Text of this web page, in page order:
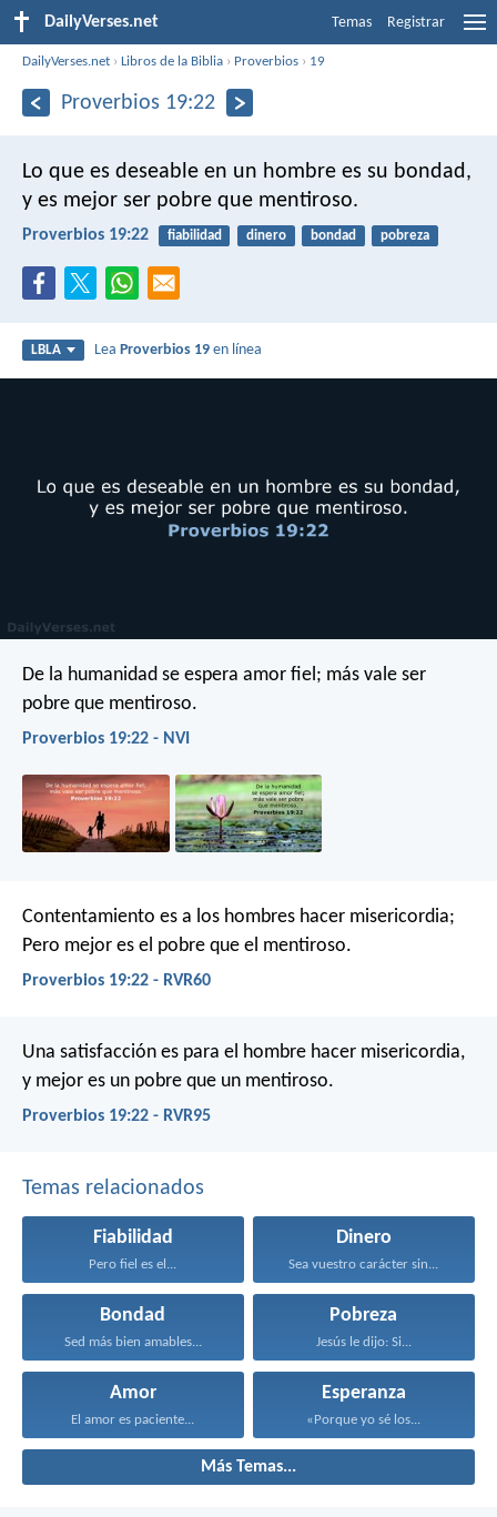
DailyVerses.net Temas Registrar
DailyVerses.net ›Libros de la Biblia › Proverbios › 19
Proverbios 19:22
Lo que es deseable en un hombre es su bondad,
y es mejor ser pobre que mentiroso.
Proverbios 19:22 fiabilidad dinero bondad pobreza
LBLA LeaProverbios 19 en línea
De la humanidad se espera amor fiel; más vale ser
pobre que mentiroso.
Proverbios 19:22 - NVI
Contentamiento es a los hombres hacer misericordia;
Pero mejor es el pobre que el mentiroso.
Proverbios 19:22 - RVR60
Una satisfacción es para el hombre hacer misericordia,
y mejor es un pobre que un mentiroso.
Proverbios 19:22 - RVR95
Temas relacionados
Fiabilidad
Pero fiel es el...
Dinero
Sea vuestro carácter sin...
Bondad
Sed más bien amables...
Pobreza
Jesús le dijo: Si...
Amor
El amor es paciente...
Esperanza
«Porque yo sé los...
Más Temas...